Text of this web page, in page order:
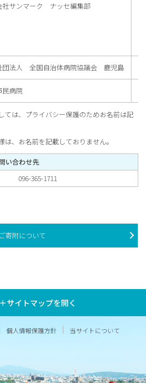
社サンマーク ナッセ編集部
団法人 全国自治体病院協議会 鹿児島
民病院
ては、プライバシー保護のためお名前は記
、お名前を記載しておりません。
い合わせ先
096-365-1711
寄附について
＋サイトマップを開く
個人情報保護方針 当サイトについて